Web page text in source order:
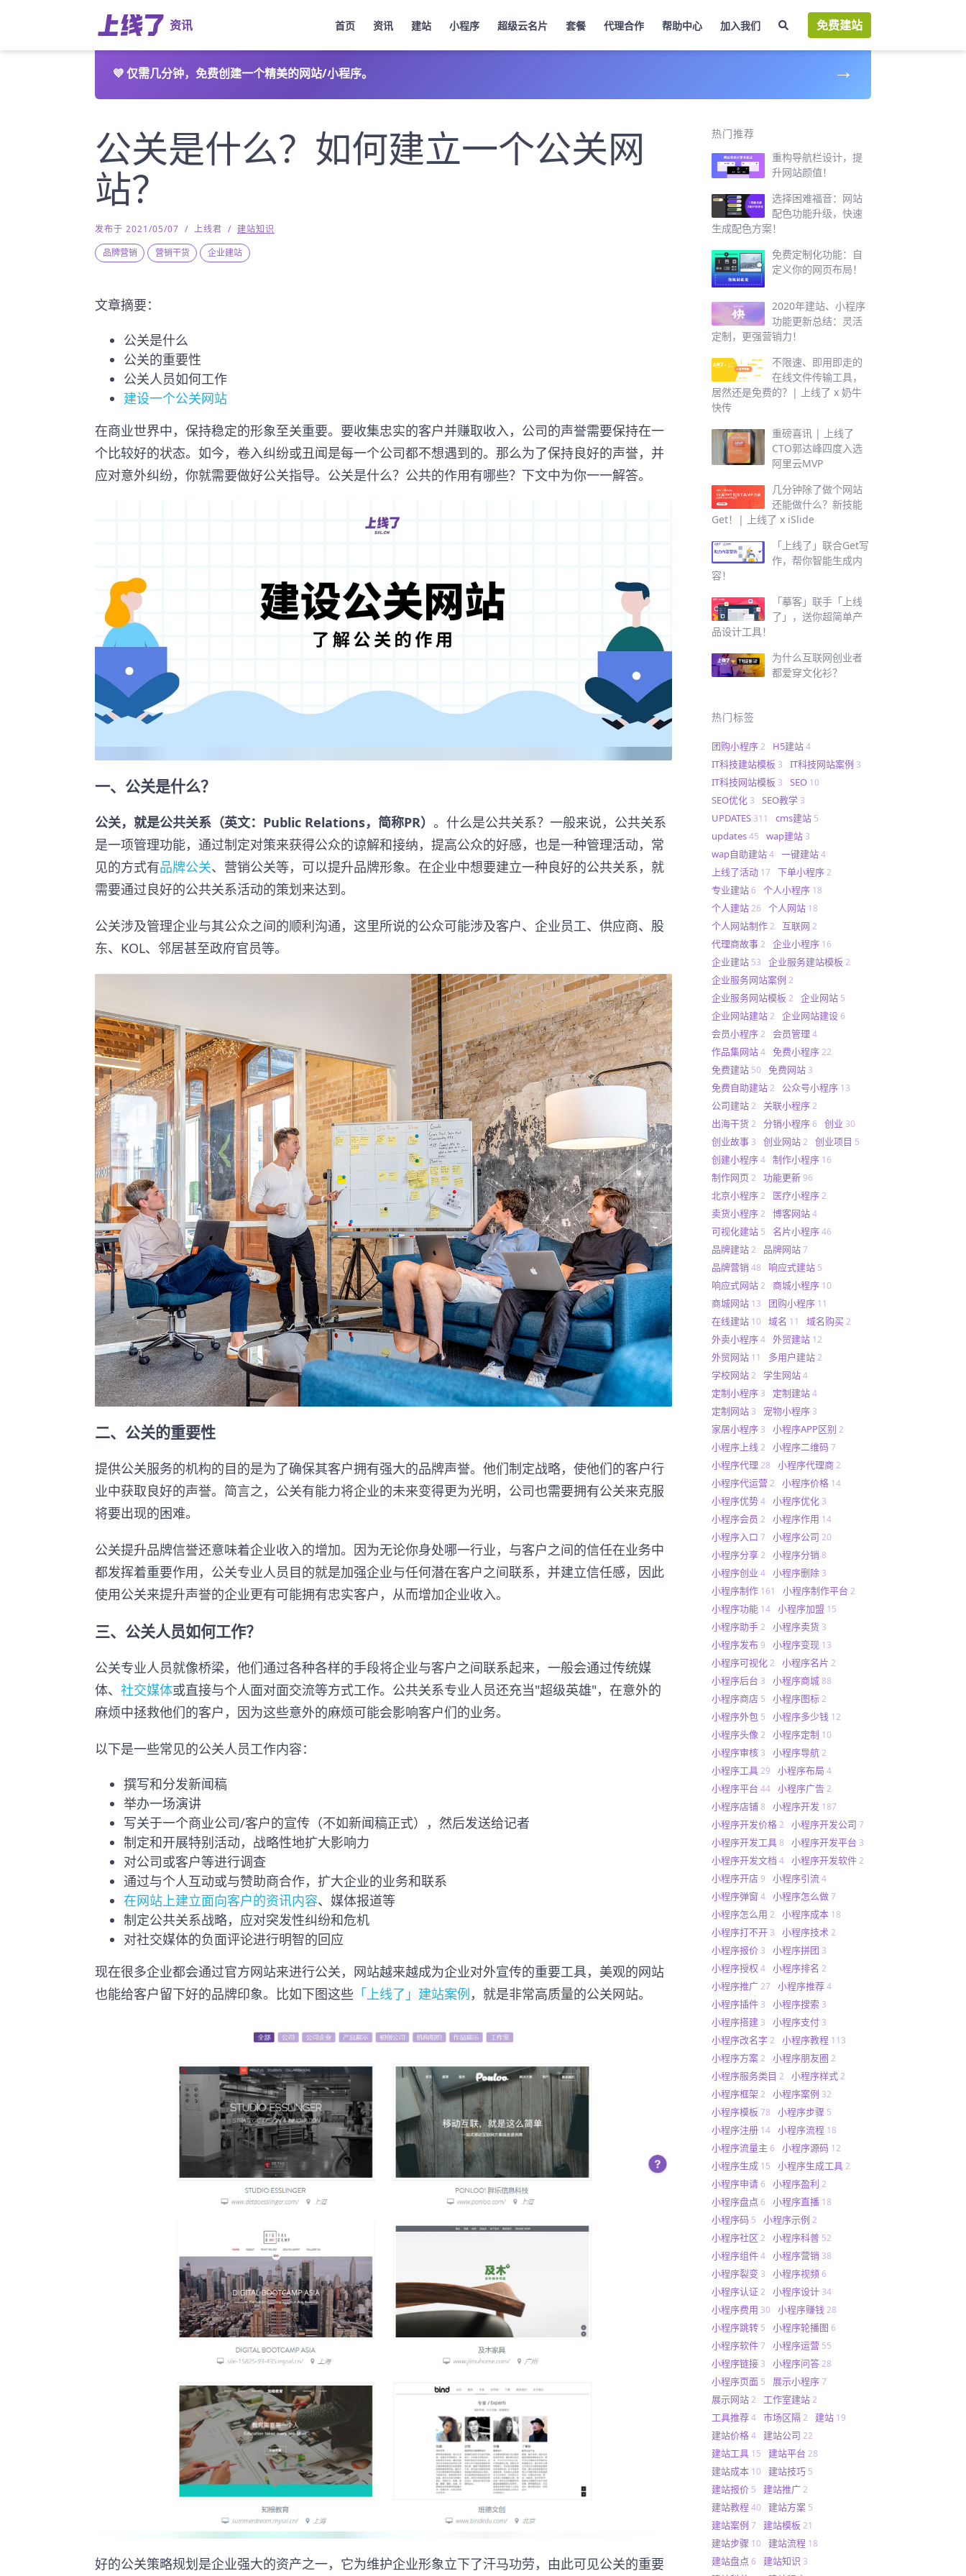
资讯 首页 资讯 建站 小程序 超级云名片 套餐 代理合作 帮助中心 加入我们 免费建站
💜仅需几分钟，免费创建一个精美的网站/小程序。 →
公关是什么？如何建立一个公关网
站？
发布于 2021/05/07 / 上线君 / 建站知识
品牌营销
营销干货 企业建站
文章摘要：
公关是什么
公关的重要性
公关人员如何工作
建设一个公关网站
在商业世界中，保持稳定的形象至关重要。要收集忠实的客户并赚取收入，公司的声誉需要保持在一
个比较好的状态。如今，卷入纠纷或丑闻是每一个公司都不想遇到的。那么为了保持良好的声誉，并
应对意外纠纷，你就需要做好公关指导。公关是什么？公共的作用有哪些？下文中为你一一解答。
一、公关是什么？
公关，就是公共关系（英文：Public Relations，简称PR） 。什么是公共关系？一般来说，公共关系
是一项管理功能，通过制定对策来获得公众的谅解和接纳，提高公众的好感，也是一种管理活动，常
见的方式有品牌公关、营销公关等，可以提升品牌形象。在企业中想要建立一种良好的公共关系，就
需要通过良好的公共关系活动的策划来达到。
公关涉及管理企业与其公众之间的顺利沟通，这里所说的公众可能涉及客户、企业员工、供应商、股
东、KOL、邻居甚至政府官员等。
二、公关的重要性
提供公关服务的机构的目的是为了确保其客户拥有强大的品牌声誉。他们制定战略，使他们的客户行
业中获取良好的声誉。简言之，公关有能力将企业的未来变得更为光明，公司也需要拥有公关来克服
将要出现的困难。
公关提升品牌信誉还意味着企业收入的增加。因为无论你身处哪一行业，与客户之间的信任在业务中
都发挥着重要作用，公关专业人员目的就是加强企业与任何潜在客户之间联系，并建立信任感，因此
使用公关来提升声誉的企业更有可能拥有忠实客户，从而增加企业收入。
三、公关人员如何工作？
公关专业人员就像桥梁，他们通过各种各样的手段将企业与客户之间联系起来，一般会通过传统媒
体、 社交媒体或直接与个人面对面交流等方式工作。公共关系专业人员还充当"超级英雄"，在意外的
麻烦中拯救他们的客户，因为这些意外的麻烦可能会影响客户们的业务。
以下是一些常见的公关人员工作内容：
撰写和分发新闻稿
举办一场演讲
写关于一个商业公司/客户的宣传（不如新闻稿正式），然后发送给记者
制定和开展特别活动，战略性地扩大影响力
对公司或客户等进行调查
通过与个人互动或与赞助商合作，扩大企业的业务和联系
在网站上建立面向客户的资讯内容、媒体报道等
制定公共关系战略，应对突发性纠纷和危机
对社交媒体的负面评论进行明智的回应
现在很多企业都会通过官方网站来进行公关，网站越来越成为企业对外宣传的重要工具，美观的网站
也能给客户留下好的品牌印象。比如下图这些 「上线了」建站案例，就是非常高质量的公关网站。
好的公关策略规划是企业强大的资产之一，它为维护企业形象立下了汗马功劳，由此可见公关的重要
热门推荐
重构导航栏设计，提
升网站颜值！
选择困难福音：网站
配色功能升级，快速
生成配色方案！
免费定制化功能：自
定义你的网页布局！
2020年建站、小程序
功能更新总结：灵活
定制，更强营销力！
不限速、即用即走的
在线文件传输工具，
居然还是免费的？| 上线了 x 奶牛
快传
重磅喜讯 | 上线了
CTO郭达峰四度入选
阿里云MVP
几分钟除了做个网站
还能做什么？新技能
Get！| 上线了 x iSlide
「上线了」联合Get写
作，帮你智能生成内
容！
「摹客」联手「上线
了」，送你超简单产
品设计工具！
为什么互联网创业者
都爱穿文化衫？
热门标签
团购小程序 2 H5建站 4
IT科技建站模板 3 IT科技网站案例 3
IT科技网站模板 3 SEO 10
SEO优化 3 SEO教学 3
UPDATES 311 cms建站 5
updates 45 wap建站 3
wap自助建站 4 一键建站 4
上线了活动 17 下单小程序 2
专业建站 6 个人小程序 18
个人建站 26 个人网站 18
个人网站制作 2 互联网 2
代理商故事 2 企业小程序 16
企业建站 53 企业服务建站模板 2
企业服务网站案例 2
企业服务网站模板 2 企业网站 5
企业网站建站 2 企业网站建设 6
会员小程序 2 会员管理 4
作品集网站 4 免费小程序 22
免费建站 50 免费网站 3
免费自助建站 2 公众号小程序 13
公司建站 2 关联小程序 2
出海干货 2 分销小程序 6 创业 30
创业故事 3 创业网站 2 创业项目 5
创建小程序 4 制作小程序 16
制作网页 2 功能更新 96
北京小程序 2 医疗小程序 2
卖货小程序 2 博客网站 4
可视化建站 5 名片小程序 46
品牌建站 2 品牌网站 7
品牌营销 48 响应式建站 5
响应式网站 2 商城小程序 10
商城网站 13 团购小程序 11
在线建站 10 域名 11 域名购买 2
外卖小程序 4 外贸建站 12
外贸网站 11 多用户建站 2
学校网站 2 学生网站 4
定制小程序 3 定制建站 4
定制网站 3 宠物小程序 3
家居小程序 3 小程序APP区别 2
小程序上线 2 小程序二维码 7
小程序代理 28 小程序代理商 2
小程序代运营 2 小程序价格 14
小程序优势 4 小程序优化 3
小程序会员 2 小程序作用 14
小程序入口 7 小程序公司 20
小程序分享 2 小程序分销 8
小程序创业 4 小程序删除 3
小程序制作 161 小程序制作平台 2
小程序功能 14 小程序加盟 15
小程序助手 2 小程序卖货 3
小程序发布 9 小程序变现 13
小程序可视化 2 小程序名片 2
小程序后台 3 小程序商城 88
小程序商店 5 小程序图标 2
小程序外包 5 小程序多少钱 12
小程序头像 2 小程序定制 10
小程序审核 3 小程序导航 2
小程序工具 29 小程序布局 4
小程序平台 44 小程序广告 2
小程序店铺 8 小程序开发 187
小程序开发价格 2 小程序开发公司 7
小程序开发工具 8 小程序开发平台 3
小程序开发文档 4 小程序开发软件 2
小程序开店 9 小程序引流 4
小程序弹窗 4 小程序怎么做 7
小程序怎么用 2 小程序成本 18
小程序打不开 3 小程序技术 2
小程序报价 3 小程序拼团 3
小程序授权 4 小程序排名 2
小程序推广 27 小程序推荐 4
小程序插件 3 小程序搜索 3
小程序搭建 3 小程序支付 3
小程序改名字 2 小程序教程 113
小程序方案 2 小程序朋友圈 2
小程序服务类目 2 小程序样式 2
小程序框架 2 小程序案例 32
小程序模板 78 小程序步骤 5
小程序注册 14 小程序流程 18
小程序流量主 6 小程序源码 12
小程序生成 15 小程序生成工具 2
小程序申请 6 小程序盈利 2
小程序盘点 6 小程序直播 18
小程序码 5 小程序示例 2
小程序社区 2 小程序科普 52
小程序组件 4 小程序营销 38
小程序裂变 3 小程序视频 6
小程序认证 2 小程序设计 34
小程序费用 30 小程序赚钱 28
小程序跳转 5 小程序轮播图 6
小程序软件 7 小程序运营 55
小程序链接 3 小程序问答 28
小程序页面 5 展示小程序 7
展示网站 2 工作室建站 2
工具推荐 4 市场区隔 2 建站 19
建站价格 4 建站公司 22
建站工具 15 建站平台 28
建站成本 10 建站技巧 5
建站报价 5 建站推广 2
建站教程 40 建站方案 5
建站案例 7 建站模板 21
建站步骤 10 建站流程 18
建站盘点 6 建站知识 3